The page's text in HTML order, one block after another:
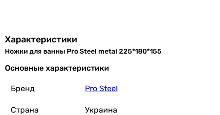
Характеристики
Ножки для ванны Pro Steel metal 225*180*155
Основные характеристики
Бренд Pro Steel
Страна
Украина